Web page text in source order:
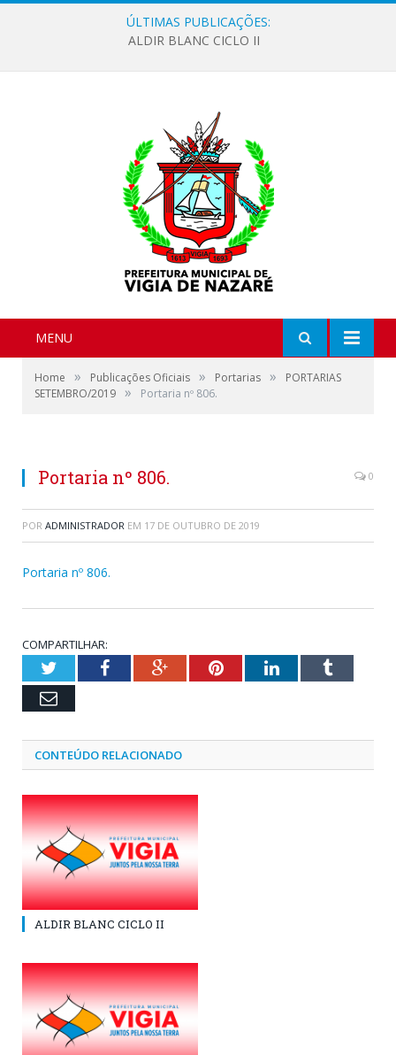
ÚLTIMAS PUBLICAÇÕES:
ALDIR BLANC CICLO II
MENU
Home » Publicações Oficiais » Portarias »
PORTARIAS
SETEMBRO/2019 » Portaria nº 806.
Portaria nº 806. 0
POR ADMINISTRADOR EM 17 DE OUTUBRO DE 2019
Portaria nº 806.
COMPARTILHAR:
TwitterFacebookGoogle+PinterestLinkedInTumblr
Email
CONTEÚDO RELACIONADO
ALDIR BLANC CICLO II